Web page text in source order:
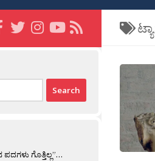
ಗೊತ್ತಿಲ್ಲ”…